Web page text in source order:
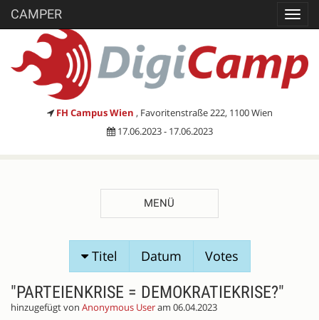
CAMPER
FH Campus Wien , Favoritenstraße 222, 1100 Wien
17.06.2023 - 17.06.2023
MENÜ
SESSIONVORSCHLÄGE
Titel Datum Votes
"PARTEIENKRISE = DEMOKRATIEKRISE?"
hinzugefügt von Anonymous Useram 06.04.2023